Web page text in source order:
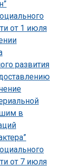
от 1 июля
развития
в
от 7 июля